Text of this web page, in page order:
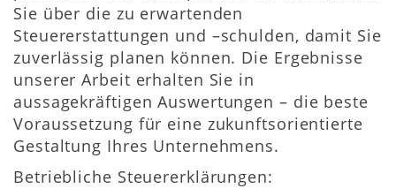
Sie über die zu erwartenden
Steuererstattungen und –schulden, damit Sie
zuverlässig planen können. Die Ergebnisse
unserer Arbeit erhalten Sie in
aussagekräftigen Auswertungen – die beste
Voraussetzung für eine zukunftsorientierte
Gestaltung Ihres Unternehmens.
Betriebliche Steuererklärungen: